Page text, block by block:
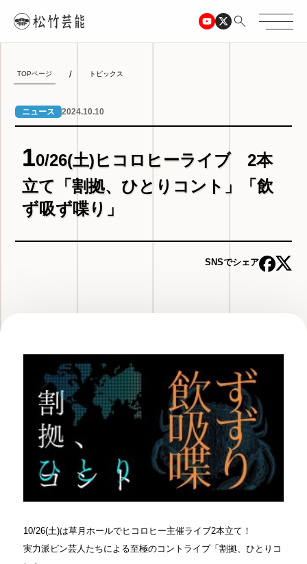
TOPページ トピックス
ニュース 2024.10.10
10/26(土)ヒコロヒーライブ 2本
立て「割拠、ひとりコント」「飲
ず吸ず喋り」
SNSでシェア
10/26(土)は草月ホールでヒコロヒー主催ライブ2本立て！
実力派ピン芸人たちによる至極のコントライブ「割拠、ひとりコ